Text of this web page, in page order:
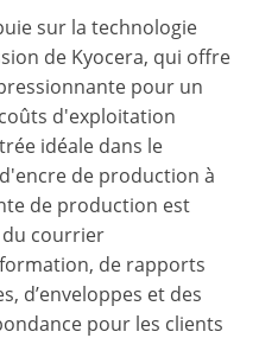
sur la technologie
de Kyocera, qui offre
pour un
d'exploitation
idéale dans le
de production à
de production est
courrier
de rapports
d’enveloppes et des
pour les clients